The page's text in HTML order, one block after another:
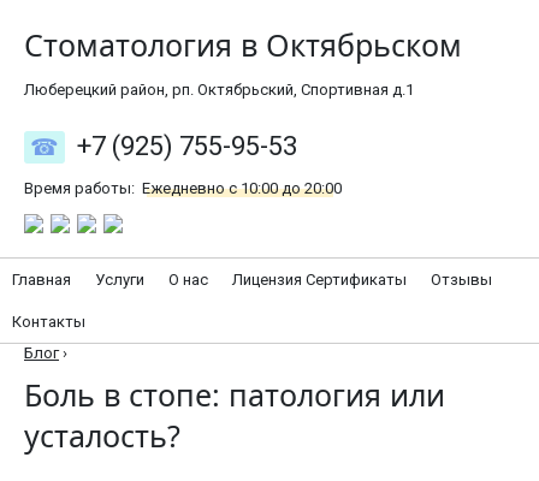
Стоматология в Октябрьском
Люберецкий район, рп. Октябрьский, Спортивная д.1
+7 (925) 755-95-53
Время работы: Ежедневно с 10:00 до 20:00
Главная Услуги О нас Лицензия Сертификаты Отзывы
Контакты
Блог ›
Боль в стопе: патология или
усталость?